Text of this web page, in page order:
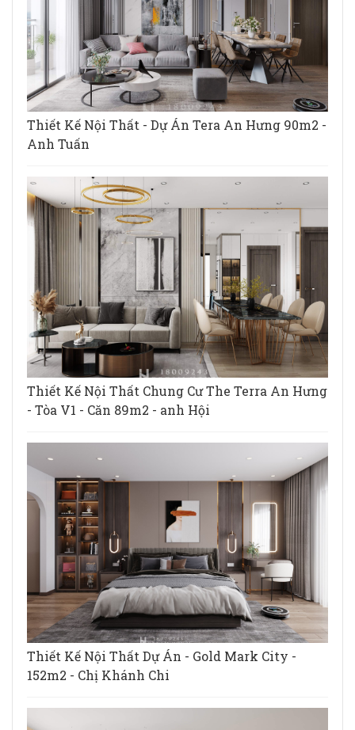
Thiết Kế Nội Thất - Dự Án Tera An Hưng 90m2 -
Anh Tuấn
Thiết Kế Nội Thất Chung Cư The Terra An Hưng
- Tòa V1 - Căn 89m2 - anh Hội
Thiết Kế Nội Thất Dự Án - Gold Mark City -
152m2 - Chị Khánh Chi